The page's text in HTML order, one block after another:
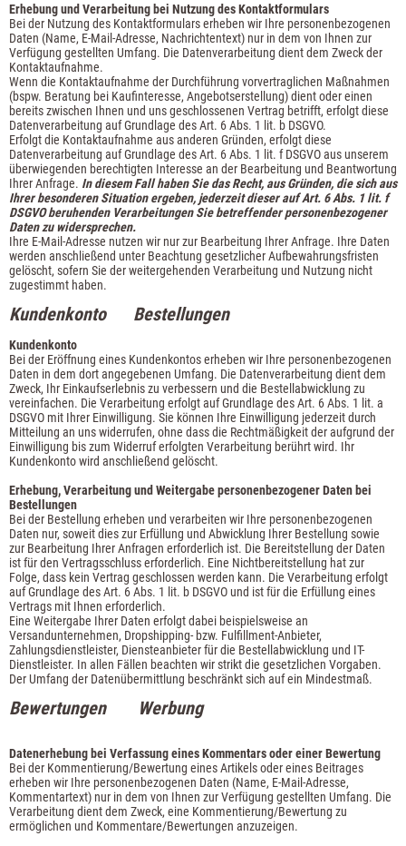
Erhebung und Verarbeitung bei Nutzung des Kontaktformulars
Bei der Nutzung des Kontaktformulars erheben wir Ihre personenbezogenen
Daten (Name, E-Mail-Adresse, Nachrichtentext) nur in dem von Ihnen zur
Verfügung gestellten Umfang. Die Datenverarbeitung dient dem Zweck der
Kontaktaufnahme.
Wenn die Kontaktaufnahme der Durchführung vorvertraglichen Maßnahmen
(bspw. Beratung bei Kaufinteresse, Angebotserstellung) dient oder einen
bereits zwischen Ihnen und uns geschlossenen Vertrag betrifft, erfolgt diese
Datenverarbeitung auf Grundlage des Art. 6 Abs. 1 lit. b DSGVO.
Erfolgt die Kontaktaufnahme aus anderen Gründen, erfolgt diese
Datenverarbeitung auf Grundlage des Art. 6 Abs. 1 lit. f DSGVO aus unserem
überwiegenden berechtigten Interesse an der Bearbeitung und Beantwortung
Ihrer Anfrage. In diesem Fall haben Sie das Recht, aus Gründen, die sich aus
Ihrer besonderen Situation ergeben, jederzeit dieser auf Art. 6 Abs. 1 lit. f
DSGVO beruhenden Verarbeitungen Sie betreffender personenbezogener
Daten zu widersprechen.
Ihre E-Mail-Adresse nutzen wir nur zur Bearbeitung Ihrer Anfrage. Ihre Daten
werden anschließend unter Beachtung gesetzlicher Aufbewahrungsfristen
gelöscht, sofern Sie der weitergehenden Verarbeitung und Nutzung nicht
zugestimmt haben.
Kundenkonto Bestellungen
Kundenkonto
Bei der Eröffnung eines Kundenkontos erheben wir Ihre personenbezogenen
Daten in dem dort angegebenen Umfang. Die Datenverarbeitung dient dem
Zweck, Ihr Einkaufserlebnis zu verbessern und die Bestellabwicklung zu
vereinfachen. Die Verarbeitung erfolgt auf Grundlage des Art. 6 Abs. 1 lit. a
DSGVO mit Ihrer Einwilligung. Sie können Ihre Einwilligung jederzeit durch
Mitteilung an uns widerrufen, ohne dass die Rechtmäßigkeit der aufgrund der
Einwilligung bis zum Widerruf erfolgten Verarbeitung berührt wird. Ihr
Kundenkonto wird anschließend gelöscht.
Erhebung, Verarbeitung und Weitergabe personenbezogener Daten bei
Bestellungen
Bei der Bestellung erheben und verarbeiten wir Ihre personenbezogenen
Daten nur, soweit dies zur Erfüllung und Abwicklung Ihrer Bestellung sowie
zur Bearbeitung Ihrer Anfragen erforderlich ist. Die Bereitstellung der Daten
ist für den Vertragsschluss erforderlich. Eine Nichtbereitstellung hat zur
Folge, dass kein Vertrag geschlossen werden kann. Die Verarbeitung erfolgt
auf Grundlage des Art. 6 Abs. 1 lit. b DSGVO und ist für die Erfüllung eines
Vertrags mit Ihnen erforderlich.
Eine Weitergabe Ihrer Daten erfolgt dabei beispielsweise an
Versandunternehmen, Dropshipping- bzw. Fulfillment-Anbieter,
Zahlungsdienstleister, Diensteanbieter für die Bestellabwicklung und IT-
Dienstleister. In allen Fällen beachten wir strikt die gesetzlichen Vorgaben.
Der Umfang der Datenübermittlung beschränkt sich auf ein Mindestmaß.
Bewertungen Werbung
Datenerhebung bei Verfassung eines Kommentars oder einer Bewertung
Bei der Kommentierung/Bewertung eines Artikels oder eines Beitrages
erheben wir Ihre personenbezogenen Daten (Name, E-Mail-Adresse,
Kommentartext) nur in dem von Ihnen zur Verfügung gestellten Umfang. Die
Verarbeitung dient dem Zweck, eine Kommentierung/Bewertung zu
ermöglichen und Kommentare/Bewertungen anzuzeigen.